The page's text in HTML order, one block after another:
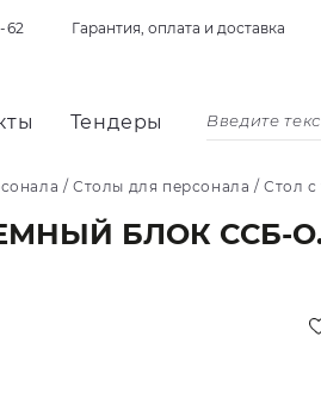
62 Гарантия, оплата и доставка
Тендеры
/Столы для персонала /Стол
БЛОК ССБ-